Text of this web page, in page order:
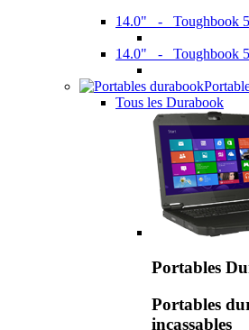
14.0" - Toughbook
14.0" - Toughbook
Tous les Durabook
Portables
Portables
incassables